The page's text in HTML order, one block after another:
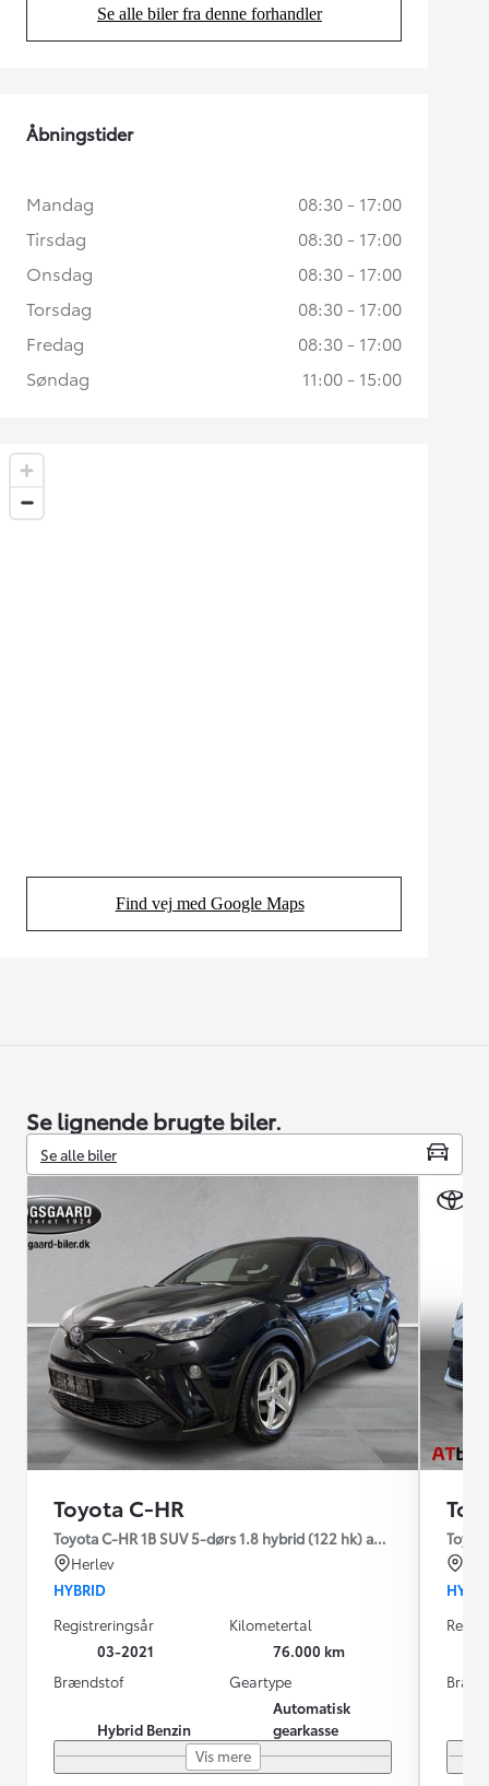
Se alle biler fra denne forhandler
(Opens in new tab)
Find vej med Google Maps
(Opens in new tab)
Åbningstider
Mandag
08:30 - 17:00
Tirsdag
08:30 - 17:00
Onsdag
08:30 - 17:00
Torsdag
08:30 - 17:00
Fredag
08:30 - 17:00
Søndag
11:00 - 15:00
Se lignende brugte biler.
Se alle biler
Toyota C-HR
Toyota C-HR 1B SUV 5-dørs 1.8 hybrid (122 hk) aut. gear C-LUB -
Herlev
HYBRID
Registreringsår
03-2021
Kilometertal
76.000 km
Brændstof
Hybrid Benzin
Geartype
Automatisk
gearkasse
Vis mere